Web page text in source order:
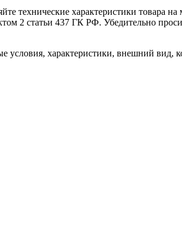
технические характеристики
2 статьи 437 ГК РФ. Убедительно
условия, характеристики, внешний вид,